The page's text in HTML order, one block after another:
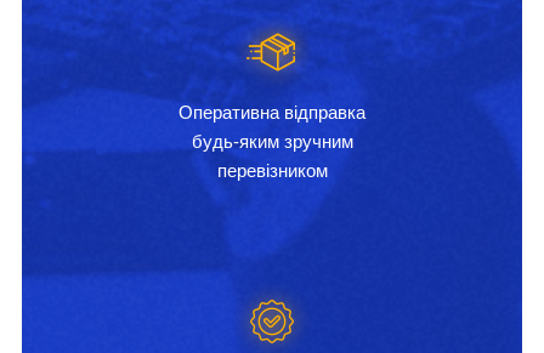
Оперативна відправка
будь-яким зручним
перевізником